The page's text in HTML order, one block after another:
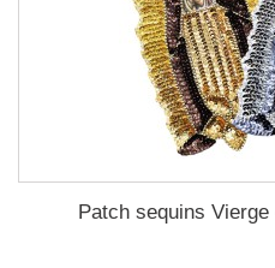
Patch sequins